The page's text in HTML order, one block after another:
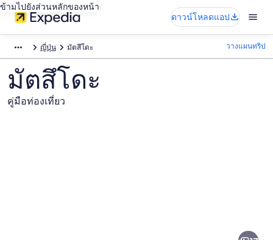
ข้ามไปยังส่วนหลักของหน้า
ดาวน์โหลดแอป
ญี่ปุ่น มัตสึโดะ วางแผนทริป
มัตสึโดะ
คู่มือท่องเที่ยว